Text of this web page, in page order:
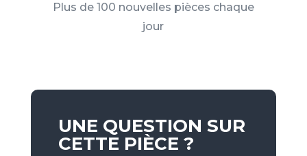
Plus de 100 nouvelles pièces chaque
jour
UNE QUESTION SUR
CETTE PIÈCE ?